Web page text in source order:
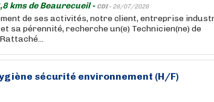
kms de Beaurecueil - CDI - 28/07/2026
de ses activités, notre client, entreprise
sa pérennité, recherche un(e) Technicien(ne) de
sécurité environnement (H/F)